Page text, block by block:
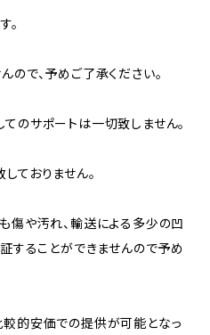
。
ので、予めご了承ください。
のサポートは一切致しません。
ておりません。
傷や汚れ、輸送による多少の凹
することができませんので予め
的安価での提供が可能となっ